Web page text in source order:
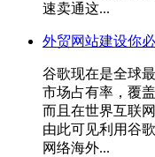
速卖通这...
外贸网站建设你
谷歌现在是全球
市场占有率，覆
而且在世界互联
由此可见利用谷
网络海外...